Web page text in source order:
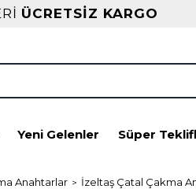
ÜCRETSİZ KARGO
Yeni Gelenler Süper
Anahtarlar İzeltaş Çatal Çakma